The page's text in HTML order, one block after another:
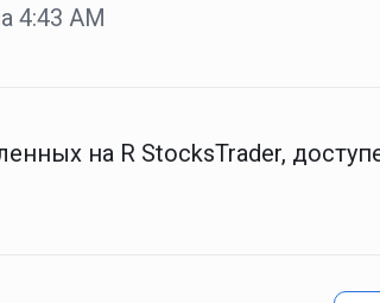
4:43 AM
на R StocksTrader,